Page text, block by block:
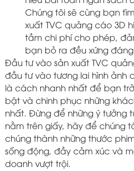
Chúng tôi sẽ cùng bạn
xuất TVC quảng cáo 3D
tầm chi phí cho phép,
bạn bỏ ra đều xứng
Đầu tư vào sản xuất TVC
đầu tư vào tương lai hình ảnh
là cách nhanh nhất để bạn
bật và chinh phục những
nhất. Đừng để những ý tưởng
nằm trên giấy, hãy để chúng
chúng thành những thước
sống động, đầy cảm xúc và
doanh vượt trội.